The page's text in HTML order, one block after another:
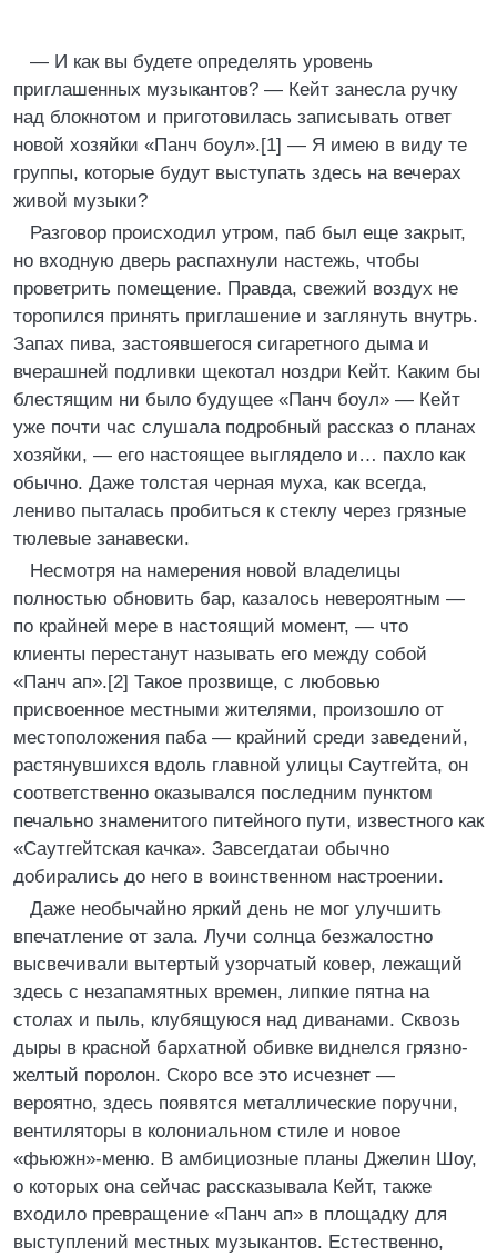
— И как вы будете определять уровень
приглашенных музыкантов? — Кейт занесла ручку
над блокнотом и приготовилась записывать ответ
новой хозяйки «Панч боул».[1] — Я имею в виду те
группы, которые будут выступать здесь на вечерах
живой музыки?
Разговор происходил утром, паб был еще закрыт,
но входную дверь распахнули настежь, чтобы
проветрить помещение. Правда, свежий воздух не
торопился принять приглашение и заглянуть внутрь.
Запах пива, застоявшегося сигаретного дыма и
вчерашней подливки щекотал ноздри Кейт. Каким бы
блестящим ни было будущее «Панч боул» — Кейт
уже почти час слушала подробный рассказ о планах
хозяйки, — его настоящее выглядело и… пахло как
обычно. Даже толстая черная муха, как всегда,
лениво пыталась пробиться к стеклу через грязные
тюлевые занавески.
Несмотря на намерения новой владелицы
полностью обновить бар, казалось невероятным —
по крайней мере в настоящий момент, — что
клиенты перестанут называть его между собой
«Панч ап».[2] Такое прозвище, с любовью
присвоенное местными жителями, произошло от
местоположения паба — крайний среди заведений,
растянувшихся вдоль главной улицы Саутгейта, он
соответственно оказывался последним пунктом
печально знаменитого питейного пути, известного как
«Саутгейтская качка». Завсегдатаи обычно
добирались до него в воинственном настроении.
Даже необычайно яркий день не мог улучшить
впечатление от зала. Лучи солнца безжалостно
высвечивали вытертый узорчатый ковер, лежащий
здесь с незапамятных времен, липкие пятна на
столах и пыль, клубящуюся над диванами. Сквозь
дыры в красной бархатной обивке виднелся грязно-
желтый поролон. Скоро все это исчезнет —
вероятно, здесь появятся металлические поручни,
вентиляторы в колониальном стиле и новое
«фьюжн»-меню. В амбициозные планы Джелин Шоу,
о которых она сейчас рассказывала Кейт, также
входило превращение «Панч ап» в площадку для
выступлений местных музыкантов. Естественно,